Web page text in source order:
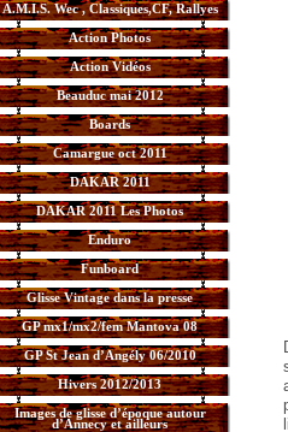
A.M.I.S. Wec , Classiques,CF, Rallyes
Action Photos
Action Vidéos
Beauduc mai 2012
Boards
Camargue oct 2011
DAKAR 2011
DAKAR 2011 Les Photos
Enduro
Funboard
Glisse Vintage dans la presse
GP mx1/mx2/fem Mantova 08
GP St Jean d’Angély 06/2010
Hivers 2012/2013
Images de glisse d’époque autour
d’Annecy et ailleurs